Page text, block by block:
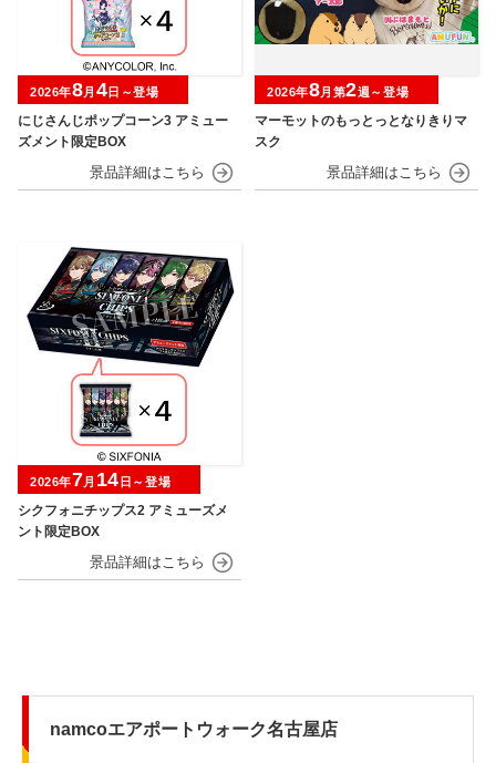
にじさんじポップコーン3 アミュー
ズメント限定BOX
2026年8月 4日～登場
マーモットのもっとっとなりきりマ
スク
2026年8月第2週～登場
シクフォニチップス2 アミューズメ
ント限定BOX
2026年7月 14 日～登場
namcoエアポートウォーク名古屋店